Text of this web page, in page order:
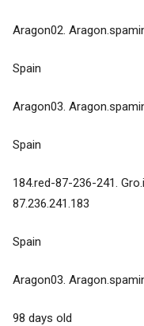
Aragon02.
Spain
Aragon03.
Spain
184.red-87-236-241.
87.236.241.183
Spain
Aragon03.
98 days old